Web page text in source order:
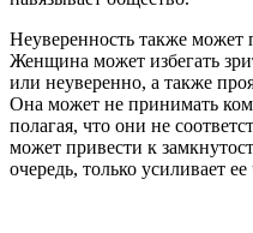
Неуверенность также может
Женщина может избегать
или неуверенно, а также
Она может не принимать
полагая, что они не
может привести к
очередь, только усиливает